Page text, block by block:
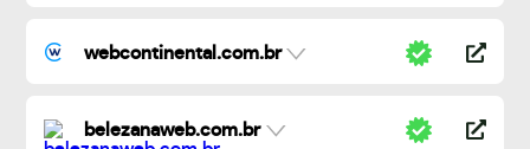
webcontinental.com.br
belezanaweb.com.br